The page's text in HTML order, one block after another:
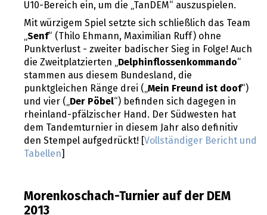
U10-Bereich ein, um die „TanDEM“ auszuspielen.
Mit würzigem Spiel setzte sich schließlich das Team
„Senf“ (Thilo Ehmann, Maximilian Ruff) ohne
Punktverlust - zweiter badischer Sieg in Folge! Auch
die Zweitplatzierten „Delphinflossenkommando“
stammen aus diesem Bundesland, die
punktgleichen Ränge drei („Mein Freund ist doof“)
und vier („Der Pöbel“) befinden sich dagegen in
rheinland-pfälzischer Hand. Der Südwesten hat
dem Tandemturnier in diesem Jahr also definitiv
den Stempel aufgedrückt! [ Vollständiger Bericht und
Tabellen
Morenkoschach-Turnier auf der DEM
2013